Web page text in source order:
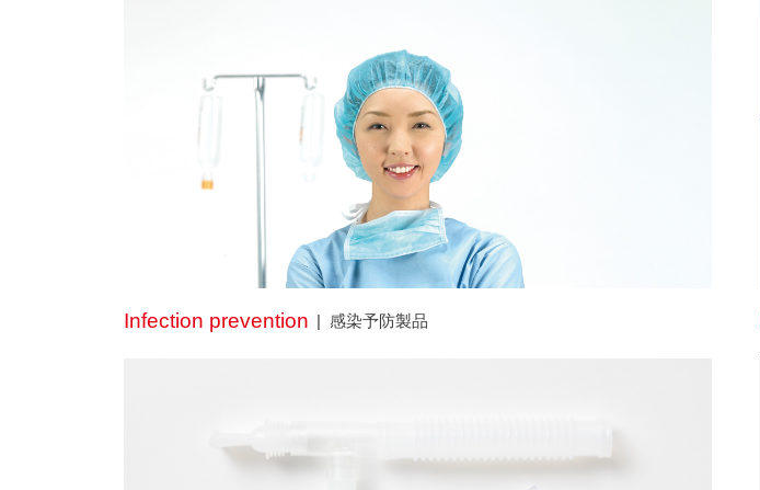
Infection prevention 感染予防製品